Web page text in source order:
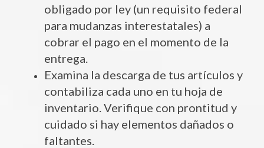
obligado por ley (un requisito federal
para mudanzas interestatales) a
cobrar el pago en el momento de la
entrega.
Examina la descarga de tus artículos y
contabiliza cada uno en tu hoja de
inventario. Verifique con prontitud y
cuidado si hay elementos dañados o
faltantes.